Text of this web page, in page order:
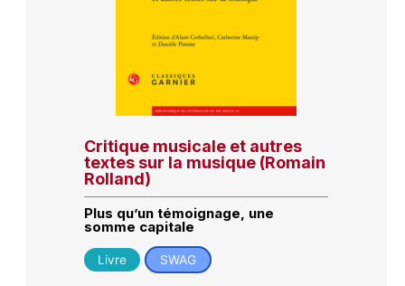
Critique musicale et autres
textes sur la musique (Romain
Rolland)
Plus qu’un témoignage, une
somme capitale
Livre SWAG